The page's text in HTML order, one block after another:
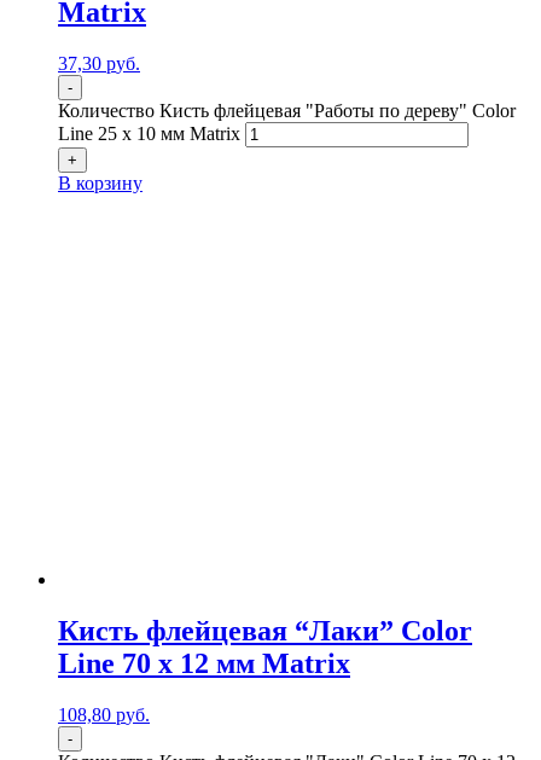
Matrix
37,30 руб.
-
Количество Кисть флейцевая "Работы по дереву" Color
Line 25 х 10 мм Matrix
+
В корзину
Кисть флейцевая “Лаки” Color
Line 70 х 12 мм Matrix
108,80 руб.
-